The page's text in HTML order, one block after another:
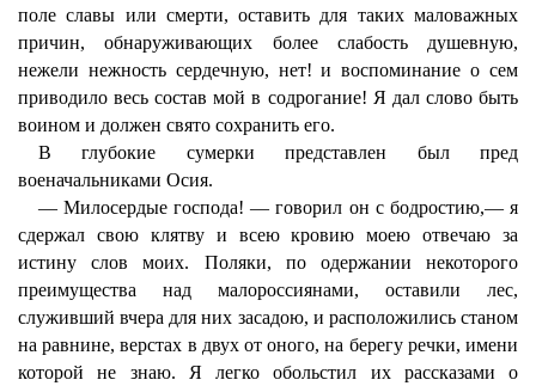
поле славы или смерти, оставить для таких маловажных
причин, обнаруживающих более слабость душевную,
нежели нежность сердечную, нет! и воспоминание о сем
приводило весь состав мой в содрогание! Я дал слово быть
воином и должен свято сохранить его.
В глубокие сумерки представлен был пред
военачальниками Осия.
— Милосердые господа! — говорил он с бодростию,— я
сдержал свою клятву и всею кровию моею отвечаю за
истину слов моих. Поляки, по одержании некоторого
преимущества над малороссиянами, оставили лес,
служивший вчера для них засадою, и расположились станом
на равнине, верстах в двух от оного, на берегу речки, имени
которой не знаю. Я легко обольстил их рассказами о